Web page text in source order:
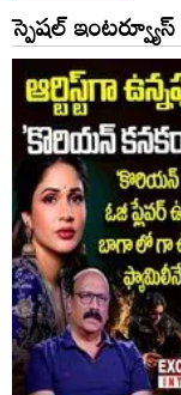
స్పెషల్ ఇంటర్వ్యూస్